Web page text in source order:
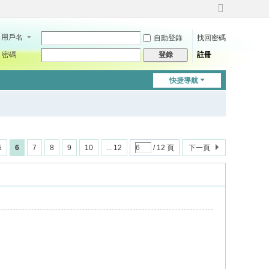
切
到
用戶名 自動登錄
找回密碼
密碼
登錄 註冊
快捷導航
6 7 8 9 10 ... 12 / 12 頁 下一頁